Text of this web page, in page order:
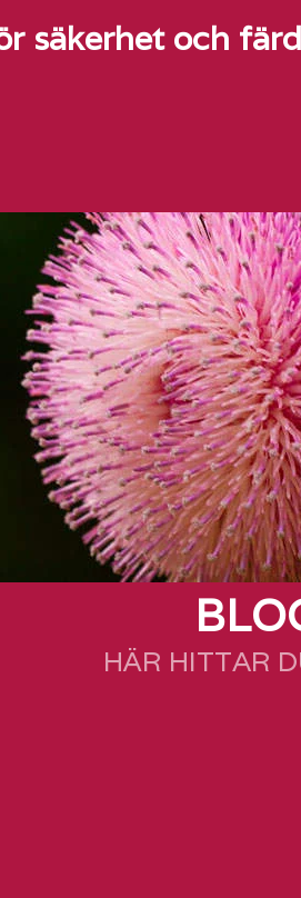
säkerhet och
HÄR HITTAR